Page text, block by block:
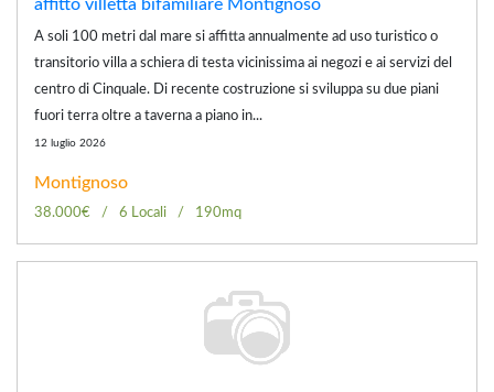
affitto villetta bifamiliare Montignoso
A soli 100 metri dal mare si affitta annualmente ad uso turistico o
transitorio villa a schiera di testa vicinissima ai negozi e ai servizi del
centro di Cinquale. Di recente costruzione si sviluppa su due piani
fuori terra oltre a taverna a piano in...
12 luglio 2026
Montignoso
38.000€ 6 Locali 190mq